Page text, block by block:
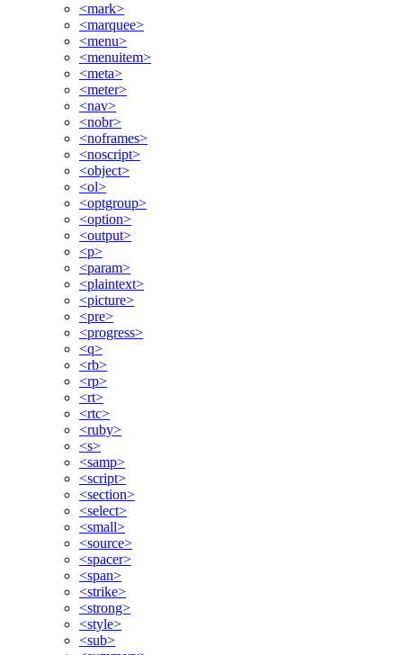
<mark>
<marquee>
<menu>
<menuitem>
<meta>
<meter>
<nav>
<nobr>
<noframes>
<noscript>
<object>
<ol>
<optgroup>
<option>
<output>
<p>
<param>
<plaintext>
<picture>
<pre>
<progress>
<q>
<rb>
<rp>
<rt>
<rtc>
<ruby>
<s>
<samp>
<script>
<section>
<select>
<small>
<source>
<spacer>
<span>
<strike>
<strong>
<style>
<sub>